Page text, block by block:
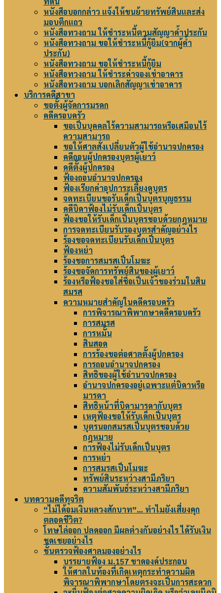
หนังสือบอกกล่าว แจ้งให้ขนย้ายทรัพย์สินและส่ง
มอบตึกแถว
หนังสือทวงถาม ให้ชำระหนี้ตามสัญญาค้ำประกัน
หนังสือทวงถาม ขอให้ชำระหนี้กู้ยืม(จากผู้ค้ำ
ประกัน)
หนังสือทวงถาม ขอให้ชำระหนี้กู้ยืม
หนังสือทวงถาม ให้ชำระค่าจองเช่าอาคาร
หนังสือทวงถาม บอกเลิกสัญญาเช่าอาคาร
บริการคดีสาขา
ขอตั้งผู้จัดการมรดก
คดีครอบครัว
ขอเป็นบุคคลไร้ความสามารถหรือเสมือนไร้
ความสามารถ
ขอให้ศาลสั่งเปลี่ยนตัวผู้ใช้อำนาจปกครอง
คดีถอนผู้ปกครองบุตรผู้เยาว์
คดีตั้งผู้ปกครอง
ฟ้องถอนอำนาจปกครอง
ฟ้องเรียกค่าอุปการะเลี้ยงดูบุตร
จดทะเบียนขอรับเด็กเป็นบุตรบุญธรรม
คดีบิดาฟ้องไม่รับเด็กเป็นบุตร
ฟ้องขอให้รับเด็กเป็นบุตรชอบด้วยกฎหมาย
การจดทะเบียนรับรองบุตรสำคัญอย่างไร
ร้องขอจดทะเบียนรับเด็กเป็นบุตร
ฟ้องหย่า
ร้องขอการสมรสเป็นโมฆะ
ร้องขอจัดการทรัพย์สินของผู้เยาว์
ร้องหรือฟ้องขอใส่ชื่อเป็นเจ้าของร่วมในสิน
สมรส
ความหมายสำคัญในคดีครอบครัว
การพิจารณาพิพากษาคดีครอบครัว
การสมรส
การหมั้น
สินสอด
การร้องขอต่อศาลตั้งผู้ปกครอง
การถอนอำนาจปกครอง
สิทธิของผู้ใช้อำนาจปกครอง
อำนาจปกครองอยู่เฉพาะแต่บิดาหรือ
มารดา
สิทธิหน้าที่บิดามารดากับบุตร
เหตุฟ้องขอให้รับเด็กเป็นบุตร
บุตรนอกสมรสเป็นบุตรชอบด้วย
กฎหมาย
การฟ้องไม่รับเด็กเป็นบุตร
การหย่า
การสมรสเป็นโมฆะ
ทรัพย์สินระหว่างสามีภริยา
ความสัมพันธ์ระหว่างสามีภริยา
บทความคดีทุจริต
“ไม่ได้อมเงินหลวงสักบาท”… ทำไมยังเสี่ยงคุก
ตลอดชีวิต?
โทษไล่ออก ปลดออก มีผลต่างกันอย่างไร ได้รับเงิน
ชดเชยอย่างไร
ชั้นตรวจฟ้องศาลมองอย่างไร
บรรยายฟ้อง ม.157 ขาดองค์ประกอบ
ให้ศาลในท้องที่เกิดเหตุกระทำความผิด
พิจารณาพิพากษาโดยตรงจะเป็นการสะดวก